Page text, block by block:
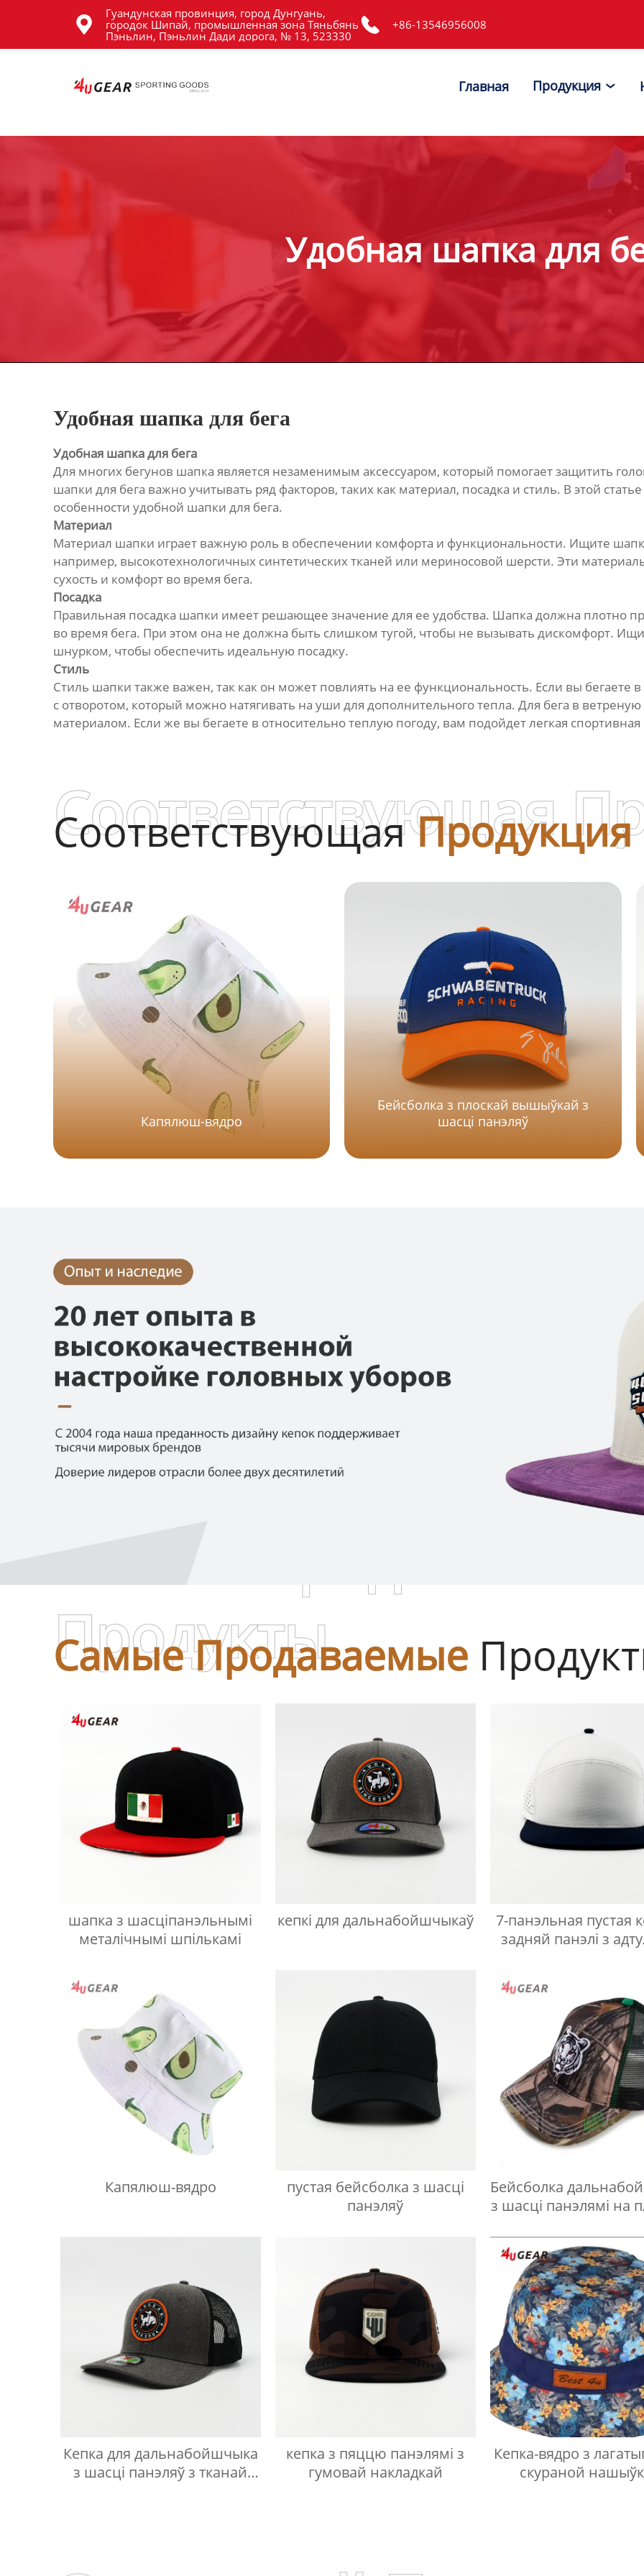

Гуандунская провинция, город Дунгуань,
городок Шипай, промышленная зона Тяньбянь
Пэньлин, Пэньлин Дади дорога, № 13, 523330
 +86-13546956008
Главная Продукция 
Удобная шапка для
Удобная шапка для бега
Удобная шапка для бега
Для многих бегунов шапка является незаменимым аксессуаром, который помогает защитить
шапки для бега важно учитывать ряд факторов, таких как материал, посадка и стиль. В этой
особенности удобной шапки для бега.
Материал
Материал шапки играет важную роль в обеспечении комфорта и функциональности. Ищите
например, высокотехнологичных синтетических тканей или мериносовой шерсти. Эти
сухость и комфорт во время бега.
Посадка
Правильная посадка шапки имеет решающее значение для ее удобства. Шапка должна плотно
во время бега. При этом она не должна быть слишком тугой, чтобы не вызывать дискомфорт.
шнурком, чтобы обеспечить идеальную посадку.
Стиль
Стиль шапки также важен, так как он может повлиять на ее функциональность. Если вы
с отворотом, который можно натягивать на уши для дополнительного тепла. Для бега в
материалом. Если же вы бегаете в относительно теплую погоду, вам подойдет легкая
СоответствующаяПродукция
Соответствующая
Капялюш-вядро
Бейсболка з плоскай вышыўкай з
шасці панэляў
Самые Продаваемые
Продукты
шапка з шасціпанэльнымі
металічнымі шпількамі
кепкі для дальнабойшчыкаў
7-панэльная пустая
задняй панэлі з
Капялюш-вядро
пустая бейсболка з шасці
панэляў
Бейсболка
з шасці панэлямі на
Кепка для дальнабойшчыка
з шасці панэляў з тканай
кепка з пяццю панэлямі з
гумовай накладкай
Кепка-вядро з
скураной